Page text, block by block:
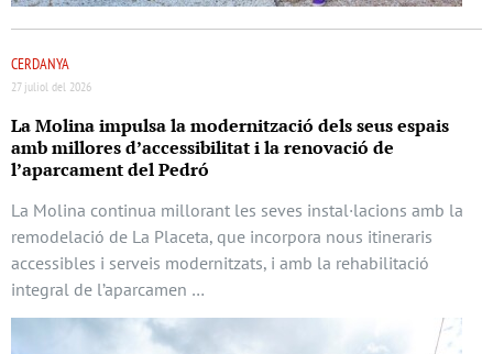
CERDANYA
27 juliol del 2026
La Molina impulsa la modernització dels seus espais
amb millores d’accessibilitat i la renovació de
l’aparcament del Pedró
La Molina continua millorant les seves instal·lacions amb la
remodelació de La Placeta, que incorpora nous itineraris
accessibles i serveis modernitzats, i amb la rehabilitació
integral de l’aparcamen …